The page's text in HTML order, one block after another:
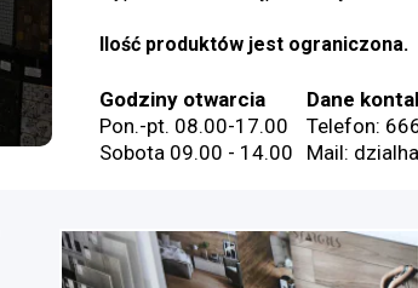
Ilość produktów jest ograniczona.
Godziny otwarcia
Pon.-pt. 08.00-17.00
Sobota 09.00 - 14.00
Dane
Telefon:
Mail: